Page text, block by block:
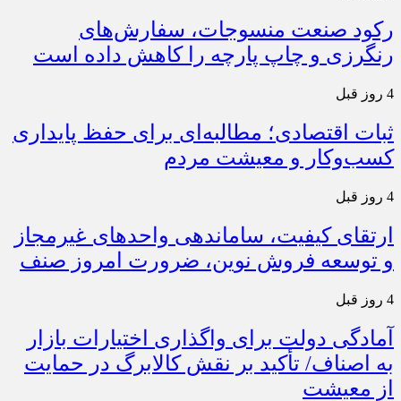
رکود صنعت منسوجات، سفارش‌های
رنگرزی و چاپ پارچه را کاهش داده است
4 روز قبل
ثبات اقتصادی؛ مطالبه‌ای برای حفظ پایداری
کسب‌وکار و معیشت مردم
4 روز قبل
ارتقای کیفیت، ساماندهی واحدهای غیرمجاز
و توسعه فروش نوین، ضرورت امروز صنف
4 روز قبل
آمادگی دولت برای واگذاری اختیارات بازار
به اصناف/ تأکید بر نقش کالابرگ در حمایت
از معیشت